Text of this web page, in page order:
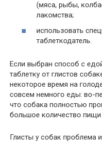
(мяса, рыбы,
лакомства;
использовать
таблеткодатель.
Если выбран способ с
таблетку от глистов
некоторое время на
совсем немного еды: во-
что собака полностью
большое количество
Глисты у собак проблема